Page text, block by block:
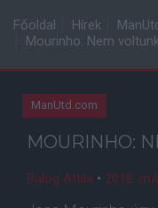
Főoldal Hírek
Mourinho: Nem
ManUtd.com
MOURINHO:
Balog Attila • 2018.